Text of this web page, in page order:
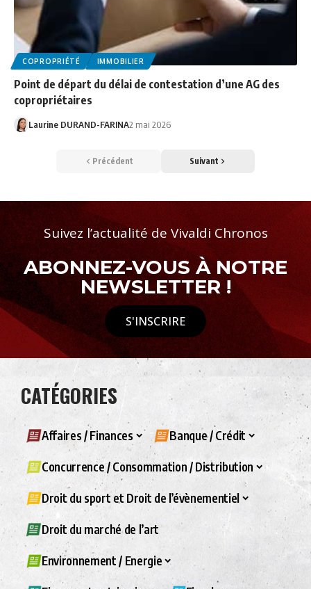
COPROPRIÉTÉ IMMOBILIER
Point de départ du délai de contestation d’une AG des
copropriétaires
Laurine DURAND-FARINA2 mai 2026
Précédent Suivant
Suivez l’actualité de Vivaldi Chronos
ABONNEZ-VOUS À NOTRE
NEWSLETTER !
S'INSCRIRE
CATÉGORIES
Affaires / Finances Banque / Crédit
Concurrence / Consommation / Distribution
Droit du sport et Droit de l’évènementiel
Droit du marché de l’art
Environnement / Energie